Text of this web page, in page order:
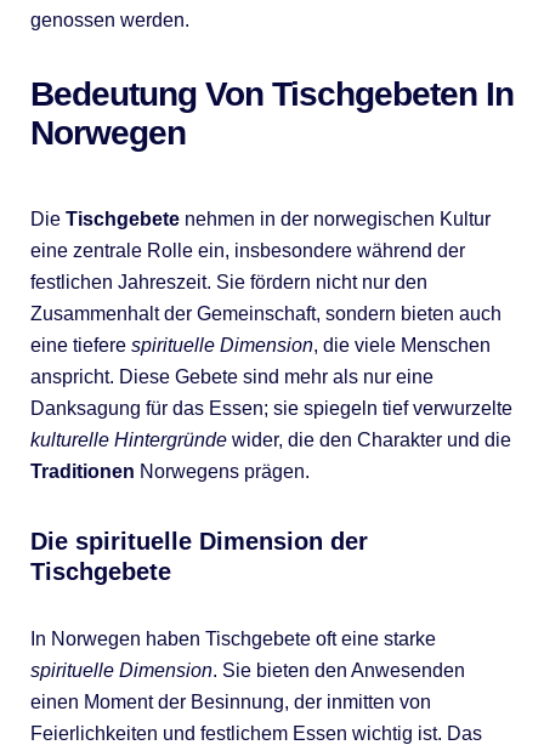
genossen werden.
Bedeutung Von Tischgebeten In
Norwegen
Die Tischgebetenehmen in der norwegischen Kultur
eine zentrale Rolle ein, insbesondere während der
festlichen Jahreszeit. Sie fördern nicht nur den
Zusammenhalt der Gemeinschaft, sondern bieten auch
eine tiefere spirituelle Dimension, die viele Menschen
anspricht. Diese Gebete sind mehr als nur eine
Danksagung für das Essen; sie spiegeln tief verwurzelte
kulturelle Hintergründewider, die den Charakter und die
Traditionen Norwegens prägen.
Die spirituelle Dimension der
Tischgebete
In Norwegen haben Tischgebete oft eine starke
spirituelle Dimension. Sie bieten den Anwesenden
einen Moment der Besinnung, der inmitten von
Feierlichkeiten und festlichem Essen wichtig ist. Das